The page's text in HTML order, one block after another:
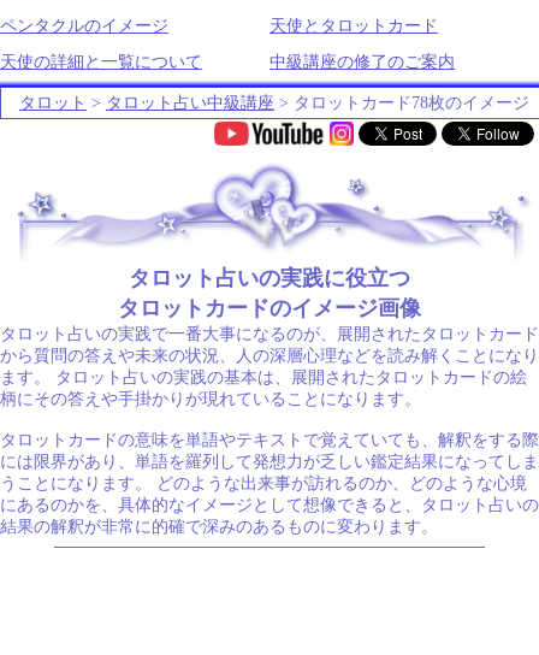
ペンタクルのイメージ
天使とタロットカード
天使の詳細と一覧について
中級講座の修了のご案内
タロット > タロット占い中級講座 > タロットカード78枚のイメージ
.
タロット占いの実践に役立つ
タロットカードのイメージ画像
タロット占いの実践で一番大事になるのが、展開されたタロットカード
から質問の答えや未来の状況、人の深層心理などを読み解くことになり
ます。 タロット占いの実践の基本は、展開されたタロットカードの絵
柄にその答えや手掛かりが現れていることになります。
タロットカードの意味を単語やテキストで覚えていても、解釈をする際
には限界があり、単語を羅列して発想力が乏しい鑑定結果になってしま
うことになります。 どのような出来事が訪れるのか、どのような心境
にあるのかを、具体的なイメージとして想像できると、タロット占いの
結果の解釈が非常に的確で深みのあるものに変わります。